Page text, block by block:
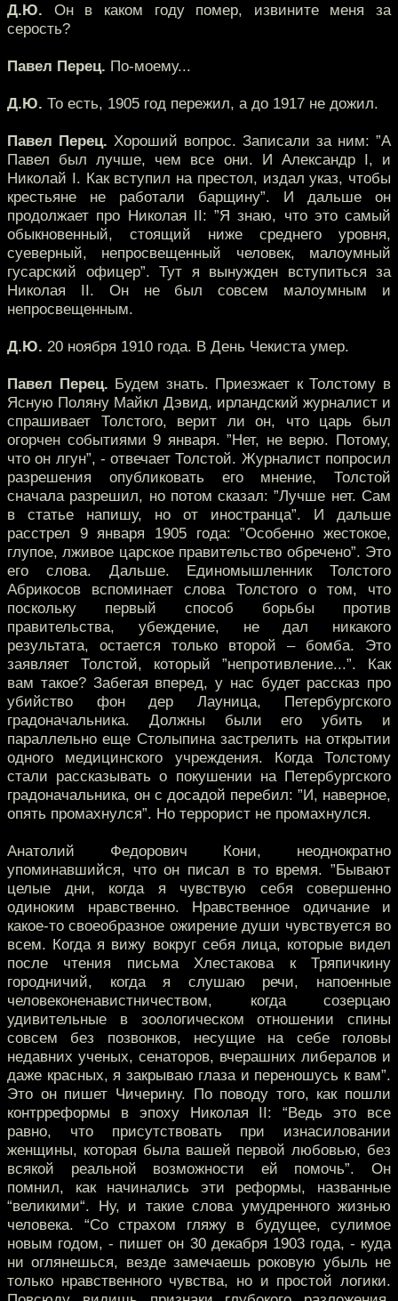
Д.Ю. Он в каком году помер, извините меня за
серость?
Павел Перец. По-моему...
Д.Ю. То есть, 1905 год пережил, а до 1917 не дожил.
Павел Перец. Хороший вопрос. Записали за ним: ”А
Павел был лучше, чем все они. И Александр I, и
Николай I. Как вступил на престол, издал указ, чтобы
крестьяне не работали барщину”. И дальше он
продолжает про Николая II: ”Я знаю, что это самый
обыкновенный, стоящий ниже среднего уровня,
суеверный, непросвещенный человек, малоумный
гусарский офицер”. Тут я вынужден вступиться за
Николая II. Он не был совсем малоумным и
непросвещенным.
Д.Ю. 20 ноября 1910 года. В День Чекиста умер.
Павел Перец. Будем знать. Приезжает к Толстому в
Ясную Поляну Майкл Дэвид, ирландский журналист и
спрашивает Толстого, верит ли он, что царь был
огорчен событиями 9 января. ”Нет, не верю. Потому,
что он лгун”, - отвечает Толстой. Журналист попросил
разрешения опубликовать его мнение, Толстой
сначала разрешил, но потом сказал: ”Лучше нет. Сам
в статье напишу, но от иностранца”. И дальше
расстрел 9 января 1905 года: ”Особенно жестокое,
глупое, лживое царское правительство обречено”. Это
его слова. Дальше. Единомышленник Толстого
Абрикосов вспоминает слова Толстого о том, что
поскольку первый способ борьбы против
правительства, убеждение, не дал никакого
результата, остается только второй – бомба. Это
заявляет Толстой, который ”непротивление...”. Как
вам такое? Забегая вперед, у нас будет рассказ про
убийство фон дер Лауница, Петербургского
градоначальника. Должны были его убить и
параллельно еще Столыпина застрелить на открытии
одного медицинского учреждения. Когда Толстому
стали рассказывать о покушении на Петербургского
градоначальника, он с досадой перебил: ”И, наверное,
опять промахнулся”. Но террорист не промахнулся.
Анатолий Федорович Кони, неоднократно
упоминавшийся, что он писал в то время. ”Бывают
целые дни, когда я чувствую себя совершенно
одиноким нравственно. Нравственное одичание и
какое-то своеобразное ожирение души чувствуется во
всем. Когда я вижу вокруг себя лица, которые видел
после чтения письма Хлестакова к Тряпичкину
городничий, когда я слушаю речи, напоенные
человеконенавистничеством, когда созерцаю
удивительные в зоологическом отношении спины
совсем без позвонков, несущие на себе головы
недавних ученых, сенаторов, вчерашних либералов и
даже красных, я закрываю глаза и переношусь к вам”.
Это он пишет Чичерину. По поводу того, как пошли
контрреформы в эпоху Николая II: “Ведь это все
равно, что присутствовать при изнасиловании
женщины, которая была вашей первой любовью, без
всякой реальной возможности ей помочь”. Он
помнил, как начинались эти реформы, названные
“великими“. Ну, и такие слова умудренного жизнью
человека. “Со страхом гляжу в будущее, сулимое
новым годом, - пишет он 30 декабря 1903 года, - куда
ни оглянешься, везде замечаешь роковую убыль не
только нравственного чувства, но и простой логики.